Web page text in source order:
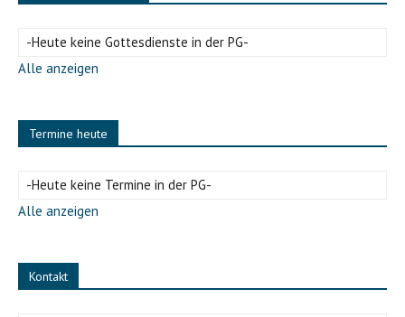
-Heute keine Gottesdienste in der PG-
Alle anzeigen
Termine heute
-Heute keine Termine in der PG-
Alle anzeigen
Kontakt